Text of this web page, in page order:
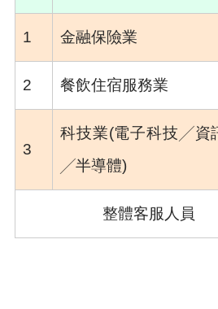
1 金融保險業
2 餐飲住宿服務業
3
科技業(電子科技╱資
╱半導體)
整體客服人員